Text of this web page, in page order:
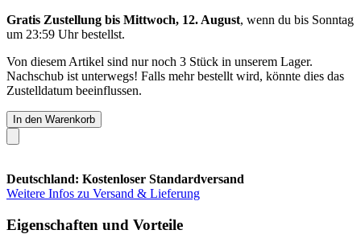
Gratis Zustellung bis Mittwoch, 12. August, wenn du bis Sonntag
um 23:59 Uhrbestellst.
Von diesem Artikel sind nur noch 3 Stück in unserem Lager.
Nachschub ist unterwegs! Falls mehr bestellt wird, könnte dies das
Zustelldatum beeinflussen.
In den Warenkorb
Deutschland: Kostenloser Standardversand
Weitere Infos zu Versand & Lieferung
Eigenschaften und Vorteile